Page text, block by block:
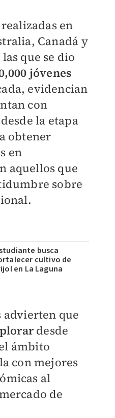
realizadas en
Canadá y
que se dio
jóvenes
evidencian
con
la etapa
obtener
en
aquellos que
sobre
busca
cultivo de
en La Laguna
advierten que
desde
ámbito
con mejores
al
de